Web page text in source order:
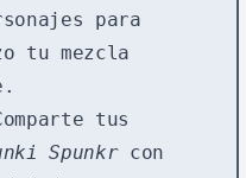
para
tu mezcla
tus
Spunkrcon